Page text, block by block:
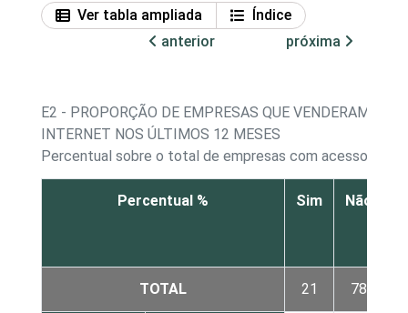
Ver tabla ampliada
Índice
anterior
próxima
E2 - PROPORÇÃO DE EMPRESAS QUE VENDERAM PELA
INTERNET NOS ÚLTIMOS 12 MESES
Percentual sobre o total de empresas com acesso à
Percentual % Sim Não
TOTAL 21 78